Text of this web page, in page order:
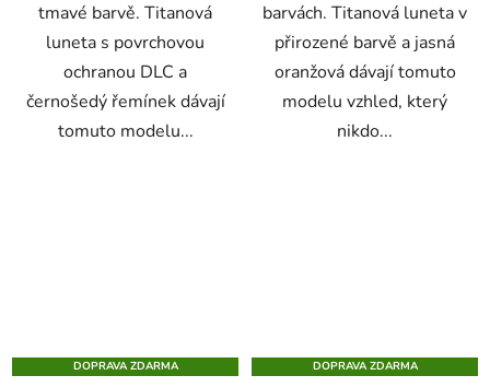
tmavé barvě. Titanová
luneta s povrchovou
ochranou DLC a
černošedý řemínek dávají
tomuto modelu...
barvách. Titanová luneta v
přirozené barvě a jasná
oranžová dávají tomuto
modelu vzhled, který
nikdo...
DOPRAVA ZDARMA DOPRAVA ZDARMA